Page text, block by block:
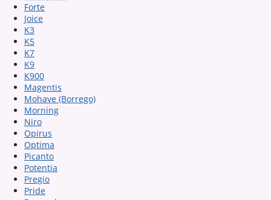
Forte
Joice
K3
K5
K7
K9
K900
Magentis
Mohave (Borrego)
Morning
Niro
Opirus
Optima
Picanto
Potentia
Pregio
Pride